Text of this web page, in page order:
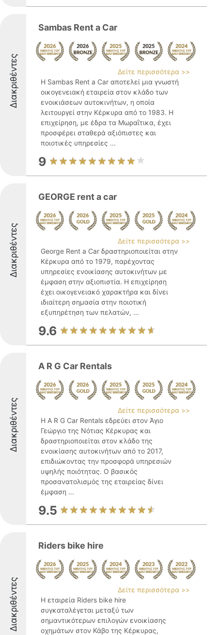
Διακριθέντες
Sambas Rent a Car
Δείτε περισσότερα >>
Η Sambas Rent a Car αποτελεί μια γνωστή
οικογενειακή εταιρεία στον κλάδο των
ενοικιάσεων αυτοκινήτων, η οποία
λειτουργεί στην Κέρκυρα από το 1983. Η
επιχείρηση, με έδρα τα Μωραΐτικα, έχει
προσφέρει σταθερά αξιόπιστες και
ποιοτικές υπηρεσίες ...
9
Διακριθέντες
GEORGE rent a car
Δείτε περισσότερα >>
George Rent a Car δραστηριοποιείται στην
Κέρκυρα από το 1979, παρέχοντας
υπηρεσίες ενοικίασης αυτοκινήτων με
έμφαση στην αξιοπιστία. Η επιχείρηση
έχει οικογενειακό χαρακτήρα και δίνει
ιδιαίτερη σημασία στην ποιοτική
εξυπηρέτηση των πελατών, ...
9.6
Διακριθέντες
A R G Car Rentals
Δείτε περισσότερα >>
Η A R G Car Rentals εδρεύει στον Άγιο
Γεώργιο της Νότιας Κέρκυρας και
δραστηριοποιείται στον κλάδο της
ενοικίασης αυτοκινήτων από το 2017,
επιδιώκοντας την προσφορά υπηρεσιών
υψηλής ποιότητας. Ο βασικός
προσανατολισμός της εταιρείας δίνει
έμφαση ...
9.5
Διακριθέντες
Riders bike hire
Δείτε περισσότερα >>
Η εταιρεία Riders bike hire
συγκαταλέγεται μεταξύ των
σημαντικότερων επιλογών ενοικίασης
οχημάτων στον Κάβο της Κέρκυρας,